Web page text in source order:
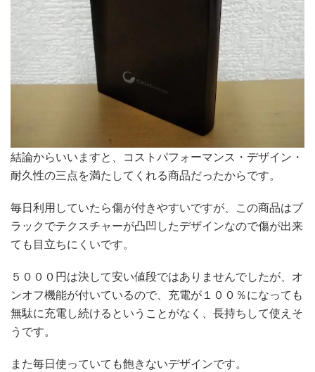
結論からいいますと、コストパフォーマンス・デザイン・
耐久性の三点を満たしてくれる商品だったからです。
毎日利用していたら傷が付きやすいですが、この商品はブ
ラックでテクスチャーが凸凹したデザインなので傷が出来
ても目立ちにくいです。
５０００円は決して安い値段ではありませんでしたが、オ
ンオフ機能が付いているので、充電が１００％になっても
無駄に充電し続けるということがなく、長持ちして使えそ
うです。
また毎日使っていても飽きないデザインです。